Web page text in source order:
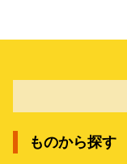
ものから探す